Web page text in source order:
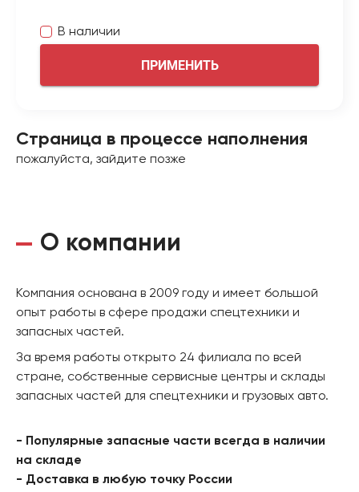
В наличии
ПРИМЕНИТЬ
Страница в процессе наполнения
пожалуйста, зайдите позже
О компании
Компания основана в 2009 году и имеет большой
опыт работы в сфере продажи спецтехники и
запасных частей.
За время работы открыто 24 филиала по всей
стране, собственные сервисные центры и склады
запасных частей для спецтехники и грузовых авто.
- Популярные запасные части всегда в наличии
на складе
- Доставка в любую точку России